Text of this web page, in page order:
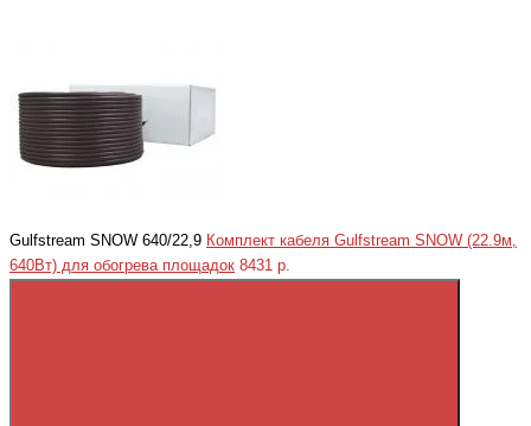
Gulfstream SNOW 640/22,9 Комплект кабеля Gulfstream SNOW (22.9м,
640Вт) для обогрева площадок 8431 р.